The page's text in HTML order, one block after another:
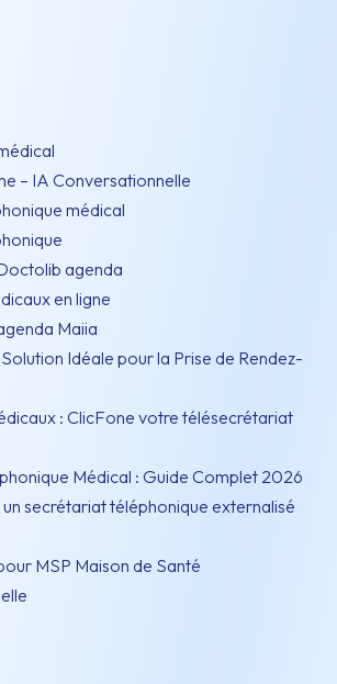
– IA Conversationnelle
médical
agenda
en ligne
Maiia
Idéale pour la Prise de Rendez-
: ClicFone votre télésecrétariat
Médical : Guide Complet 2026
secrétariat téléphonique externalisé
MSP Maison de Santé